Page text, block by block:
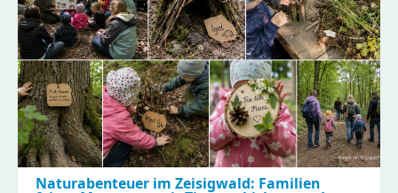
Ernährung
und
effiziente
Abläufe!
Naturabenteuer im Zeisigwald: Familien